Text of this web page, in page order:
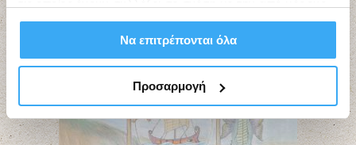
σας χρήση των υπηρεσιών τους.
Να επιτρέπονται όλα
Προσαρμογή